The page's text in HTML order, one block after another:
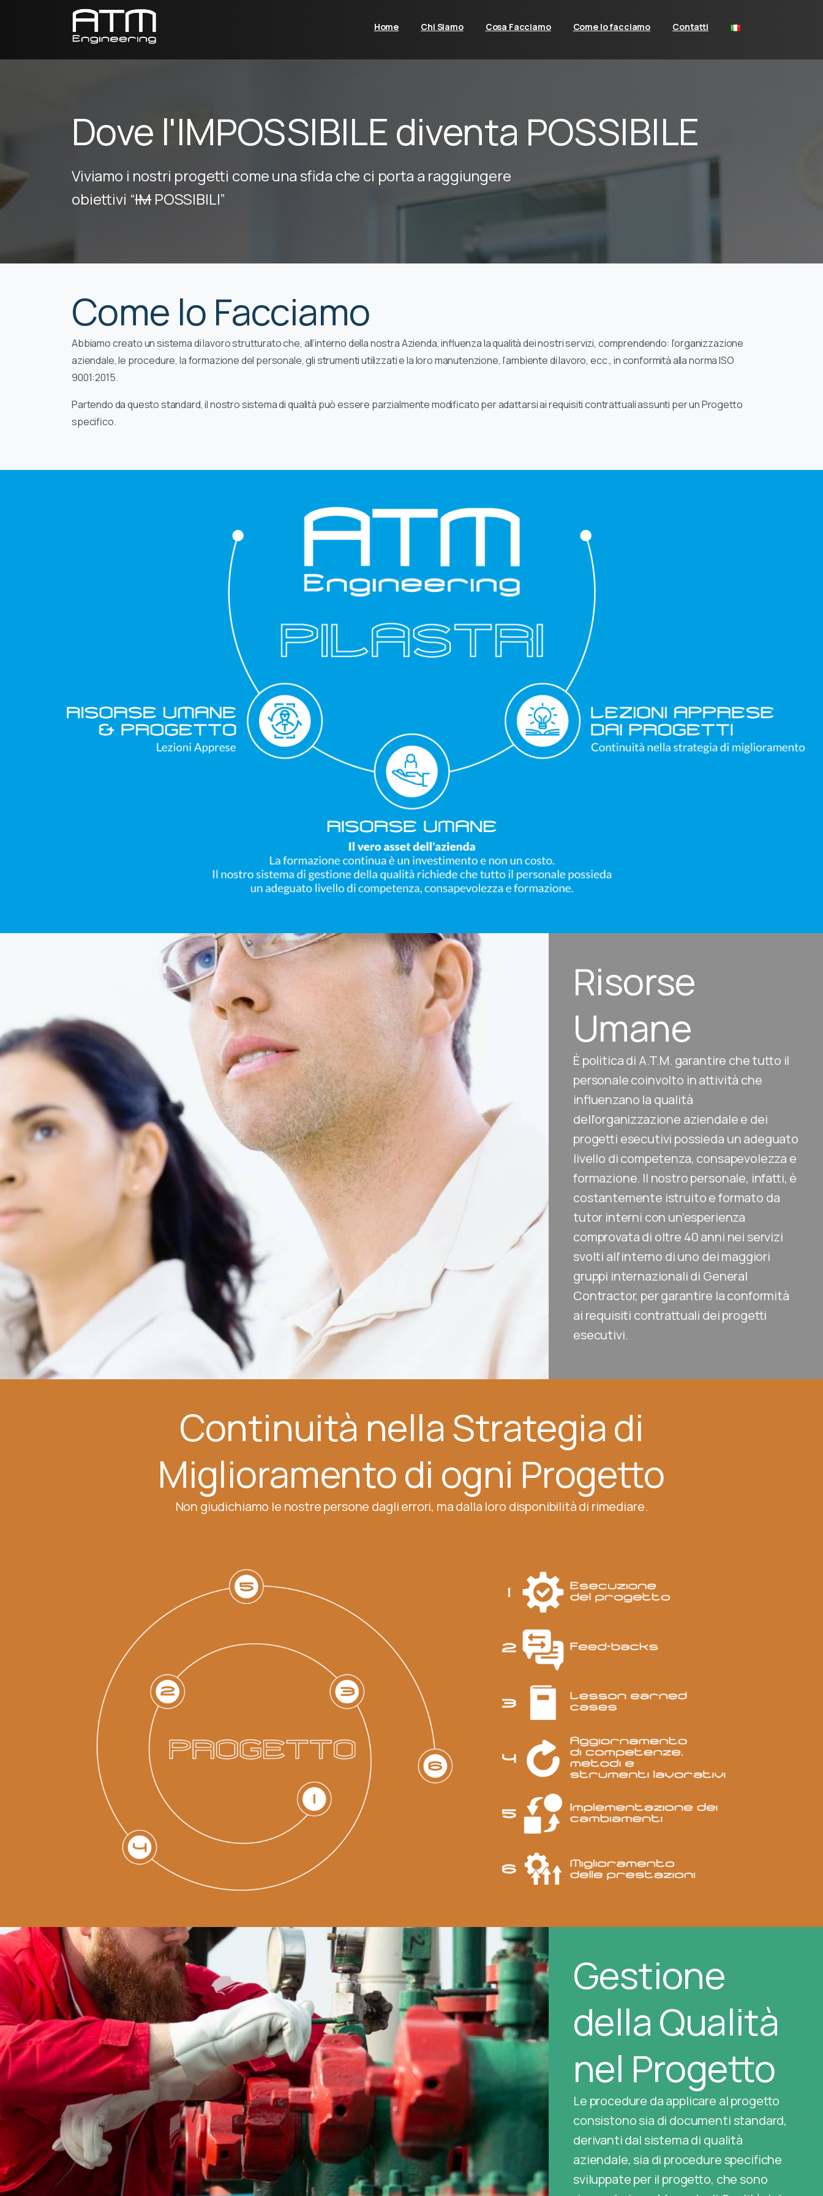
Home Chi Siamo Cosa Facciamo Come lo facciamo Contatti
Dove l'IMPOSSIBILE diventa POSSIBILE
Viviamo i nostri progetti come una sfida che ci porta a raggiungere
obiettivi “IM POSSIBILI”
Come lo Facciamo
Abbiamo creato un sistema di lavoro strutturato che, all’interno della nostra Azienda, influenza la qualità dei nostri servizi, comprendendo: l’organizzazione
aziendale, le procedure, la formazione del personale, gli strumenti utilizzati e la loro manutenzione, l’ambiente di lavoro, ecc., in conformità alla norma ISO
9001:2015.
Partendo da questo standard, il nostro sistema di qualità può essere parzialmente modificato per adattarsi ai requisiti contrattuali assunti per un Progetto
specifico.
Risorse
Umane
È politica di A.T.M. garantire che tutto il
personale coinvolto in attività che
influenzano la qualità
dell’organizzazione aziendale e dei
progetti esecutivi possieda un adeguato
livello di competenza, consapevolezza e
formazione. Il nostro personale, infatti, è
costantemente istruito e formato da
tutor interni con un’esperienza
comprovata di oltre 40 anni nei servizi
svolti all’interno di uno dei maggiori
gruppi internazionali di General
Contractor, per garantire la conformità
ai requisiti contrattuali dei progetti
esecutivi.
Continuità nella Strategia di
Miglioramento di ogni Progetto
Non giudichiamo le nostre persone dagli errori, ma dalla loro disponibilità di rimediare.
Gestione
della Qualità
nel Progetto
Le procedure da applicare al progetto
consistono sia di documenti standard,
derivanti dal sistema di qualità
aziendale, sia di procedure specifiche
sviluppate per il progetto, che sono